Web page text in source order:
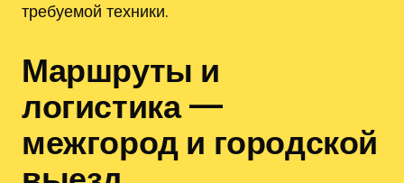
требуемой техники.
Маршруты и
логистика —
межгород и городской